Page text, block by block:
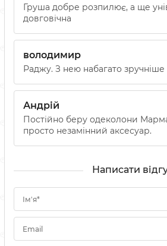
Груша добре розпилює, а ще
довговічна
володимир
Раджу. З нею набагато зручніше
Андрій
Постійно беру одеколони
просто незамінний аксесуар.
Написати
Ім'я*
Email